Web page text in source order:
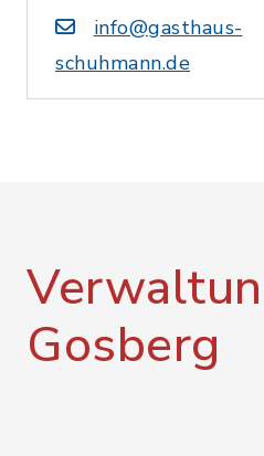
info@gasthaus-
schuhmann.de
Gosberg